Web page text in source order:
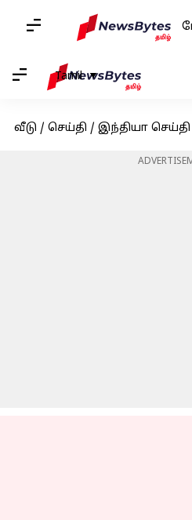
Tamil
வீடு / செய்தி / இந்தியா செய்தி